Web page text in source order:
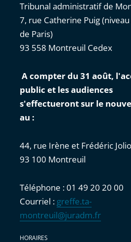
Tribunal administratif de
7, rue Catherine Puig
de Paris)
93 558 Montreuil Cedex
A compter du 31 août,
public et les audiences
s'effectueront sur le
au :
44, rue Irène et Frédéric
93 100 Montreuil
Téléphone : 01 49 20 20 00
Courriel : greffe.ta-
montreuil@juradm.fr
HORAIRES